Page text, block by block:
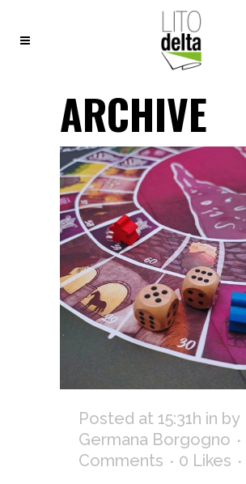
ARCHIVE
Posted at 15:31h in by
Germana Borgogno
Comments
0 Likes